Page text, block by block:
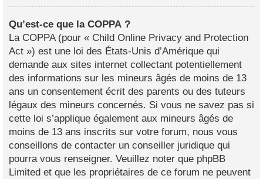
Qu’est-ce que la COPPA ?
La COPPA (pour « Child Online Privacy and Protection
Act ») est une loi des États-Unis d’Amérique qui
demande aux sites internet collectant potentiellement
des informations sur les mineurs âgés de moins de 13
ans un consentement écrit des parents ou des tuteurs
légaux des mineurs concernés. Si vous ne savez pas si
cette loi s’applique également aux mineurs âgés de
moins de 13 ans inscrits sur votre forum, nous vous
conseillons de contacter un conseiller juridique qui
pourra vous renseigner. Veuillez noter que phpBB
Limited et que les propriétaires de ce forum ne peuvent